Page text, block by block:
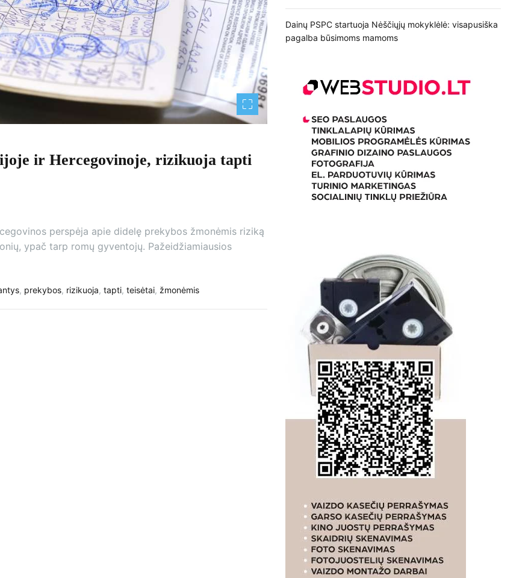
ir Hercegovinoje, rizikuoja tapti
perspėja apie didelę prekybos žmonėmis riziką
ypač tarp romų gyventojų. Pažeidžiamiausios
, prekybos, rizikuoja, tapti, teisėtai, žmonėmis
Dainų PSPC startuoja Nėščiųjų mokyklėlė: visapusiška
pagalba būsimoms mamoms